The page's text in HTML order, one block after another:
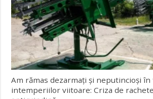
Am rămas dezarmați și neputincioși în
intemperiilor viitoare: Criza de